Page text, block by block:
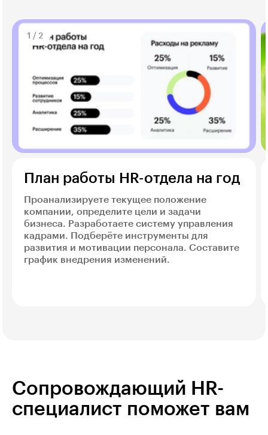
1 / 2
План работы HR-отдела на год
Проанализируете текущее положение
компании, определите цели и задачи
бизнеса. Разработаете систему управления
кадрами. Подберёте инструменты для
развития и мотивации персонала. Составите
график внедрения изменений.
Сопровождающий HR-
специалист поможет вам